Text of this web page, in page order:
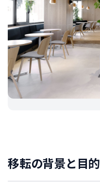
移転の背景と目的